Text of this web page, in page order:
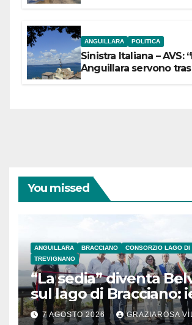
ANGUILLARA POLITICA
Sinistra Italiana – AVS:
Anguillara servono
You missed
ANGUILLARA BRACCIANO
CONSORZIO LAGO DI
TREVIGNANO
“La sedia” diventa
sul lago di Bracciano:
l’inaugurazione
7 AGOSTO 2026 GRAZIAROSA